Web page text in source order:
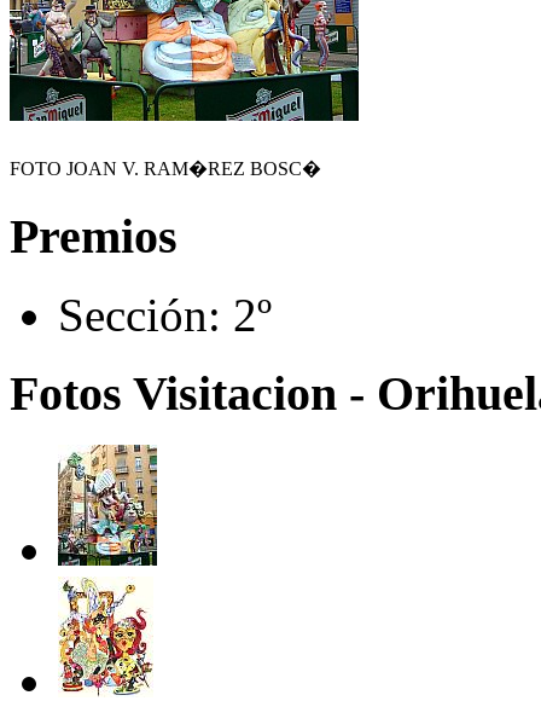
FOTO JOAN V. RAM�REZ BOSC�
Premios
Sección: 2º
Fotos Visitacion -